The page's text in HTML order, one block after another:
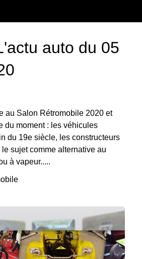
auto du 05
au Salon Rétromobile 2020 et
du moment : les véhicules
du 19e siècle, les constructeurs
sujet comme alternative au
à vapeur.....